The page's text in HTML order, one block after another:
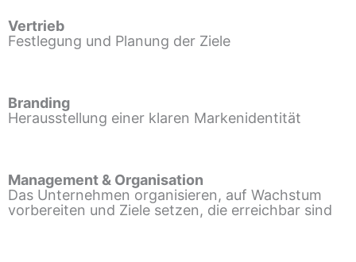
Vertrieb
Festlegung und Planung der Ziele
Branding
Herausstellung einer klaren Markenidentität
Management & Organisation
Das Unternehmen organisieren, auf Wachstum
vorbereiten und Ziele setzen, die erreichbar sind